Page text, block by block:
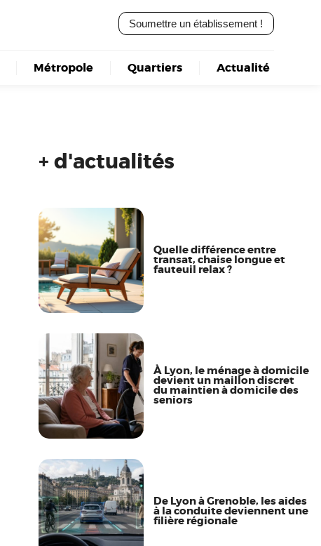
Soumettre un établissement !
Métropole Quartiers Actualité
+ d'actualités
Quelle différence entre
transat, chaise longue et
fauteuil relax ?
À Lyon, le ménage à domicile
devient un maillon discret
du maintien à domicile des
seniors
De Lyon à Grenoble, les aides
à la conduite deviennent une
filière régionale